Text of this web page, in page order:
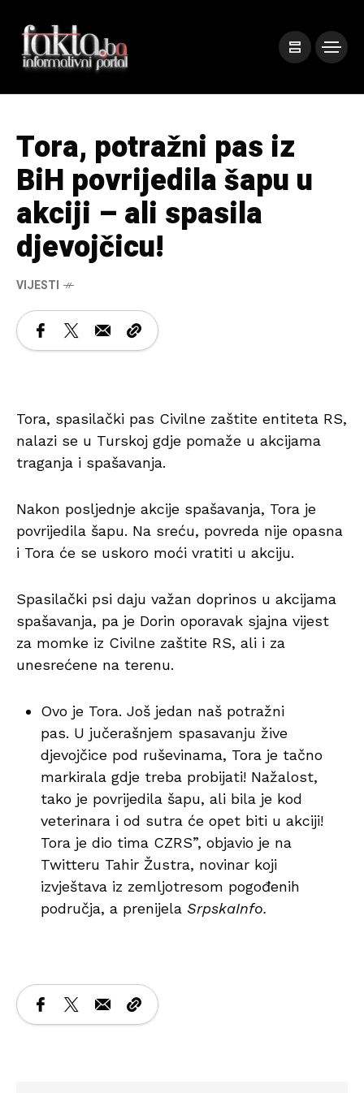
Tora, potražni pas iz
BiH povrijedila šapu u
akciji – ali spasila
djevojčicu!
VIJESTI
Tora, spasilački pas Civilne zaštite entiteta RS,
nalazi se u Turskoj gdje pomaže u akcijama
traganja i spašavanja.
Nakon posljednje akcije spašavanja, Tora je
povrijedila šapu. Na sreću, povreda nije opasna
i Tora će se uskoro moći vratiti u akciju.
Spasilački psi daju važan doprinos u akcijama
spašavanja, pa je Dorin oporavak sjajna vijest
za momke iz Civilne zaštite RS, ali i za
unesrećene na terenu.
Ovo je Tora. Još jedan naš potražni
pas. U jučerašnjem spasavanju žive
djevojčice pod ruševinama, Tora je tačno
markirala gdje treba probijati! Nažalost,
tako je povrijedila šapu, ali bila je kod
veterinara i od sutra će opet biti u akciji!
Tora je dio tima CZRS”, objavio je na
Twitteru Tahir Žustra, novinar koji
izvještava iz zemljotresom pogođenih
područja, a prenijela SrpskaInfo.